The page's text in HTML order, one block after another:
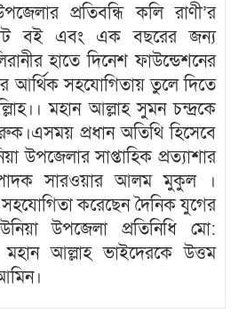
প্রতিবন্ধি কলি রাণী’র
বই এবং এক বছরের জন্য
হাতে দিনেশ ফাউন্ডেশনের
আর্থিক সহযোগিতায় তুলে দিতে
মহান আল্লাহ সুমন চন্দ্রকে
প্রধান অতিথি হিসেবে
উপজেলার সাপ্তাহিক প্রত্যাশার
সারওয়ার আলম মুকুল ।
করেছেন দৈনিক যুগের
উপজেলা প্রতিনিধি মো:
আল্লাহ ভাইদেরকে উত্তম